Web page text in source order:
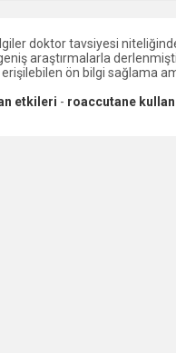
doktor tavsiyesi
araştırmalarla
ön bilgi sağlama
etkileri - roaccutane